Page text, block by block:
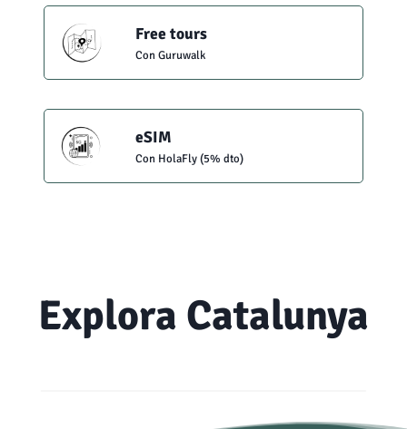
Free tours
Con Guruwalk
eSIM
Con HolaFly (5% dto)
Explora Catalunya